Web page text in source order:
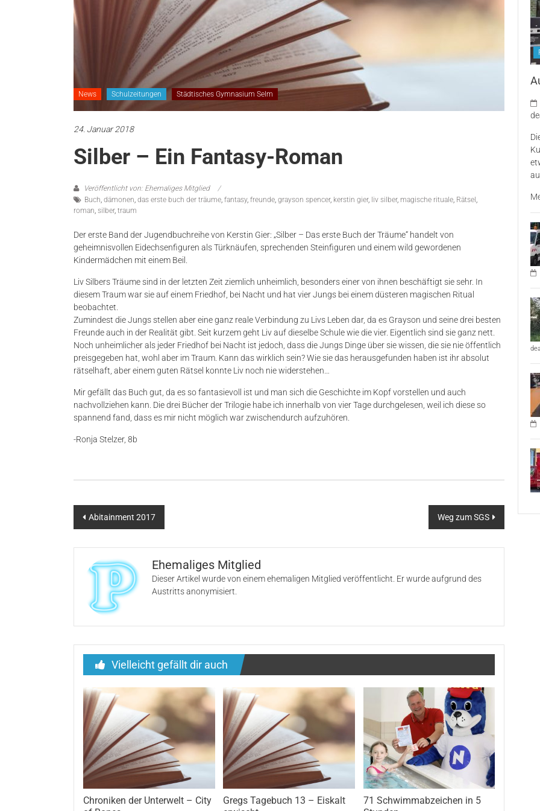
News Schulzeitungen Städtisches Gymnasium Selm
24. Januar 2018
Silber – Ein Fantasy-Roman
Veröffentlicht von: Ehemaliges Mitglied
Buch, dämonen, das erste buch der träume, fantasy, freunde, grayson spencer, kerstin gier, liv silber, magische rituale, Rätsel ,
roman, silber, traum
Der erste Band der Jugendbuchreihe von Kerstin Gier: „Silber – Das erste Buch der Träume“ handelt von
geheimnisvollen Eidechsenfiguren als Türknäufen, sprechenden Steinfiguren und einem wild gewordenen
Kindermädchen mit einem Beil.
Liv Silbers Träume sind in der letzten Zeit ziemlich unheimlich, besonders einer von ihnen beschäftigt sie sehr. In
diesem Traum war sie auf einem Friedhof, bei Nacht und hat vier Jungs bei einem düsteren magischen Ritual
beobachtet.
Zumindest die Jungs stellen aber eine ganz reale Verbindung zu Livs Leben dar, da es Grayson und seine drei besten
Freunde auch in der Realität gibt. Seit kurzem geht Liv auf dieselbe Schule wie die vier. Eigentlich sind sie ganz nett.
Noch unheimlicher als jeder Friedhof bei Nacht ist jedoch, dass die Jungs Dinge über sie wissen, die sie nie öffentlich
preisgegeben hat, wohl aber im Traum. Kann das wirklich sein? Wie sie das herausgefunden haben ist ihr absolut
rätselhaft, aber einem guten Rätsel konnte Liv noch nie widerstehen…
Mir gefällt das Buch gut, da es so fantasievoll ist und man sich die Geschichte im Kopf vorstellen und auch
nachvollziehen kann. Die drei Bücher der Trilogie habe ich innerhalb von vier Tage durchgelesen, weil ich diese so
spannend fand, dass es mir nicht möglich war zwischendurch aufzuhören.
-Ronja Stelzer, 8b
Beitragsnavigation
Abitainment 2017 Weg zum SGS
Ehemaliges Mitglied
Dieser Artikel wurde von einem ehemaligen Mitglied veröffentlicht. Er wurde aufgrund des
Austritts anonymisiert.
Vielleicht gefällt dir auch
Chroniken der Unterwelt – City
Gregs Tagebuch 13 – Eiskalt
71 Schwimmabzeichen in 5